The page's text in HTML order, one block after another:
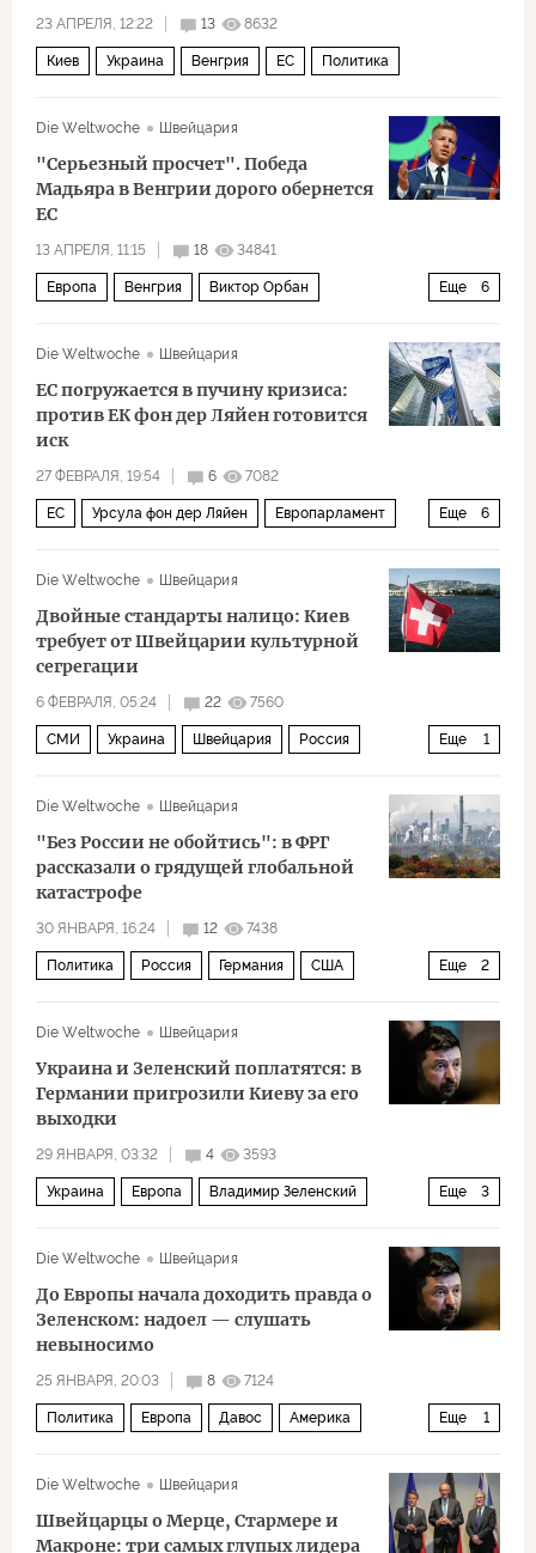
23 АПРЕЛЯ, 12:22 13 8632
Киев Украина Венгрия ЕС Политика
Die Weltwoche Швейцария
"Серьезный просчет". Победа
Мадьяра в Венгрии дорого обернется
ЕС
13 АПРЕЛЯ, 11:15 18 34841
Еще 6
Европа Венгрия Виктор Орбан
Парламентские выборы в Венгрии — 2026
Die Weltwoche Швейцария
ЕС погружается в пучину кризиса:
против ЕК фон дер Ляйен готовится
иск
27 ФЕВРАЛЯ, 19:54 6 7082
Еще 6
ЕС Урсула фон дер Ляйен Европарламент
Die Weltwoche Швейцария
Двойные стандарты налицо: Киев
требует от Швейцарии культурной
сегрегации
6 ФЕВРАЛЯ, 05:24 22 7560
Еще 1
СМИ Украина Швейцария Россия
Die Weltwoche
Швейцария
"Без России не обойтись": в ФРГ
рассказали о грядущей глобальной
катастрофе
30 ЯНВАРЯ, 16:24 12 7438
Еще 2
Политика Россия Германия США
Die Weltwoche
Швейцария
Украина и Зеленский поплатятся: в
Германии пригрозили Киеву за его
выходки
29 ЯНВАРЯ, 03:32 4 3593
Еще 3
Украина Европа Владимир Зеленский
Die Weltwoche
Швейцария
До Европы начала доходить правда о
Зеленском: надоел — слушать
невыносимо
25 ЯНВАРЯ, 20:03 8 7124
Еще 1
Политика Европа Давос Америка
Die Weltwoche
Швейцария
Швейцарцы о Мерце, Стармере и
Макроне: три самых глупых лидера